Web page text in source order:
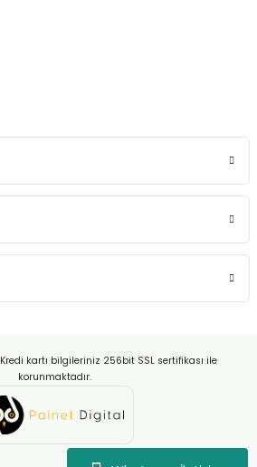
kartı bilgileriniz 256bit SSL sertifikası ile
korunmaktadır.